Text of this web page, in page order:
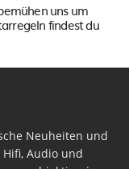
uns um
findest du
Neuheiten und
Hifi, Audio und